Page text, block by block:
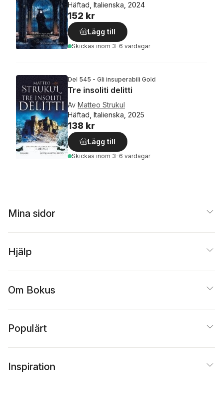
Häftad, Italienska, 2024
152 kr
Lägg till
Skickas inom 3-6 vardagar
Del 545 - Gli insuperabili Gold
Tre insoliti delitti
Av Matteo Strukul
Häftad, Italienska, 2025
138 kr
Lägg till
Skickas inom 3-6 vardagar
Mina sidor
Hjälp
Om Bokus
Populärt
Inspiration